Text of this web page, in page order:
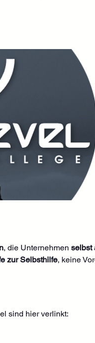
, die Unternehmen selbst
zur Selbsthilfe, keine
sind hier verlinkt: